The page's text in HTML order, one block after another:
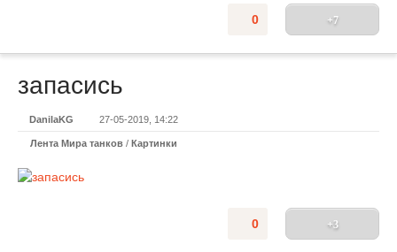
+7
0
запасись
DanilaKG 27-05-2019, 14:22
Лента Мира танков / Картинки
+3
0